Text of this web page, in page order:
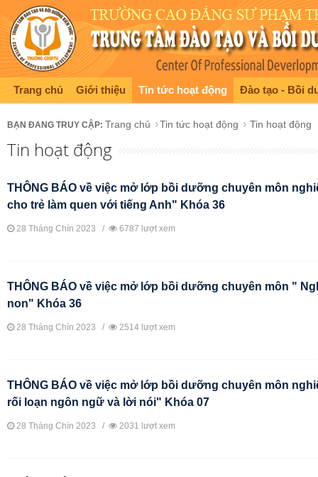
Trang chủ Giới thiệu Tin tức hoạt động Đào tạo - Bồi
Trang chủ Tin tức hoạt động Tin hoạt động
Tin hoạt động
THÔNG BÁO về việc mở lớp bồi dưỡng chuyên môn
cho trẻ làm quen với tiếng Anh" Khóa 36
28 Tháng Chín 2023 / 6787 lượt xem
THÔNG BÁO về việc mở lớp bồi dưỡng chuyên môn "
non" Khóa 36
28 Tháng Chín 2023 / 2514 lượt xem
THÔNG BÁO về việc mở lớp bồi dưỡng chuyên môn
rối loạn ngôn ngữ và lời nói" Khóa 07
28 Tháng Chín 2023 / 2031 lượt xem